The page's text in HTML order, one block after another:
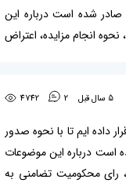
دادگاه تجدیدنظر استان تهران صادر شده است درباره این
انجام مزایده، اعتراض
5 سال قبل 2
4742
داده ایم تا با نحوه صدور
است درباره این موضوعات
رای محکومیت تضامنی به